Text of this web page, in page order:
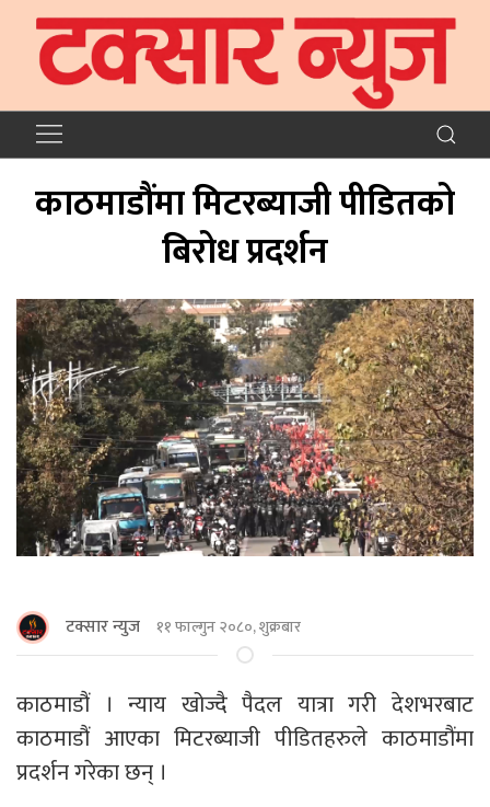
काठमाडौंमा मिटरब्याजी पीडितको
बिरोध प्रदर्शन
टक्सार न्युज ११ फाल्गुन २०८०, शुक्रबार
काठमाडौं । न्याय खोज्दै पैदल यात्रा गरी देशभरबाट
काठमाडौं आएका मिटरब्याजी पीडितहरुले काठमाडौंमा
प्रदर्शन गरेका छन् ।